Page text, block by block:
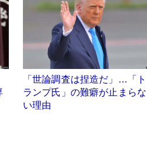
「世論調査は捏造だ」…「ト
ランプ氏」の難癖が止まらな
い理由